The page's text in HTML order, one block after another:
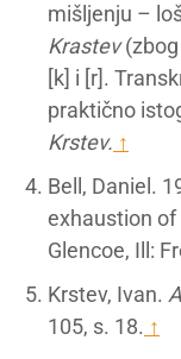
mišljenju –
Krastev
[k] i [r].
praktično
Krstev. ↑
Bell, Daniel.
exhaustion
Glencoe, Ill:
Krstev, Ivan.
105, s. 18. ↑